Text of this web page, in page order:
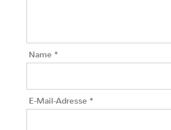
Name *
E-Mail-Adresse *